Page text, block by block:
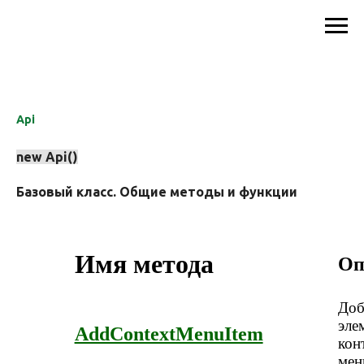
Api
new Api()
Базовый класс. Общие методы и функции
Имя метода
AddContextMenuItem